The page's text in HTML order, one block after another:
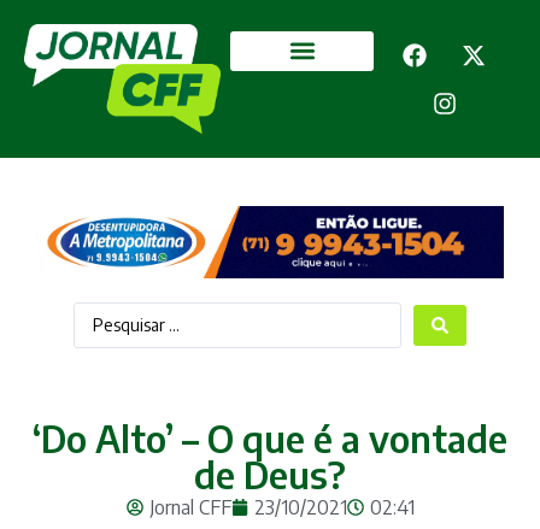
‘Do Alto’ – O que é a vontade
de Deus?
Jornal CFF 23/10/2021 02:41